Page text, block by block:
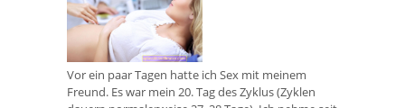
Vor ein paar Tagen hatte ich Sex mit meinem
Freund. Es war mein 20. Tag des Zyklus (Zyklen